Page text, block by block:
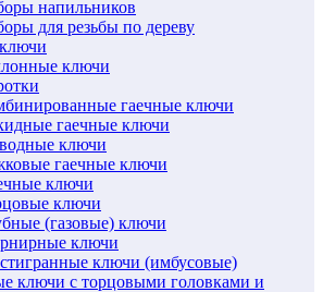
напильников
для резьбы по дереву
ключи
гаечные ключи
гаечные ключи
ключи
гаечные ключи
ключи
ключи
(газовые) ключи
ключи
ключи (имбусовые)
ключи с торцовыми головками и